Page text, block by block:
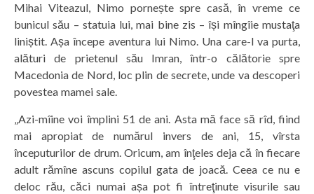
Mihai Viteazul, Nimo pornește spre casă, în vreme ce
bunicul său – statuia lui, mai bine zis – își mîngîie mustaţa
liniștit. Așa începe aventura lui Nimo. Una care-l va purta,
alături de prietenul său Imran, într-o călătorie spre
Macedonia de Nord, loc plin de secrete, unde va descoperi
povestea mamei sale.
„Azi-mîine voi împlini 51 de ani. Asta mă face să rîd, fiind
mai apropiat de numărul invers de ani, 15, vîrsta
începuturilor de drum. Oricum, am înţeles deja că în fiecare
adult rămîne ascuns copilul gata de joacă. Ceea ce nu e
deloc rău, căci numai așa pot fi întreţinute visurile sau